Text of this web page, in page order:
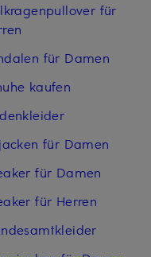
für
für Damen
kaufen
für Damen
für Damen
für Herren